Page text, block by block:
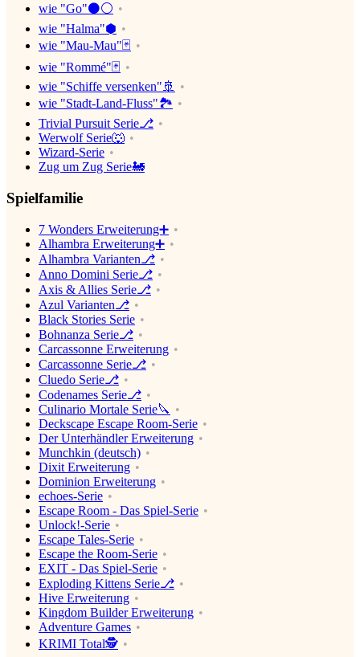
wie "Go"⚫️⚪️
wie "Halma"⬢
wie "Mau-Mau"🃏
wie "Rommé"🃏
wie "Schiffe versenken"🚢
wie "Stadt-Land-Fluss"🏞
Trivial Pursuit Serie⎇
Werwolf Serie🐺
Wizard-Serie
Zug um Zug Serie🚂
Spielfamilie
7 Wonders Erweiterung➕
Alhambra Erweiterung➕
Alhambra Varianten⎇
Anno Domini Serie⎇
Axis & Allies Serie⎇
Azul Varianten⎇
Black Stories Serie
Bohnanza Serie⎇
Carcassonne Erweiterung
Carcassonne Serie⎇
Cluedo Serie⎇
Codenames Serie⎇
Culinario Mortale Serie🔪
Deckscape Escape Room-Serie
Der Unterhändler Erweiterung
Munchkin (deutsch)
Dixit Erweiterung
Dominion Erweiterung
echoes-Serie
Escape Room - Das Spiel-Serie
Unlock!-Serie
Escape Tales-Serie
Escape the Room-Serie
EXIT - Das Spiel-Serie
Exploding Kittens Serie⎇
Hive Erweiterung
Kingdom Builder Erweiterung
Adventure Games
KRIMI Total🕵️‍